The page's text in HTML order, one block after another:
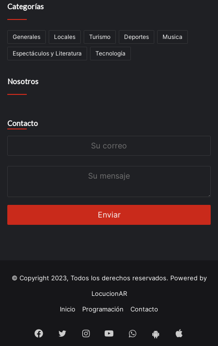
Categorías
Generales Locales Turismo Deportes Musica
Espectáculos y Literatura Tecnología
Nosotros
Contacto
© Copyright 2023, Todos los derechos reservados. Powered by
LocucionAR
Inicio
Programación Contacto
Facebook
TwitterInstagramYoutubeWhatsapp